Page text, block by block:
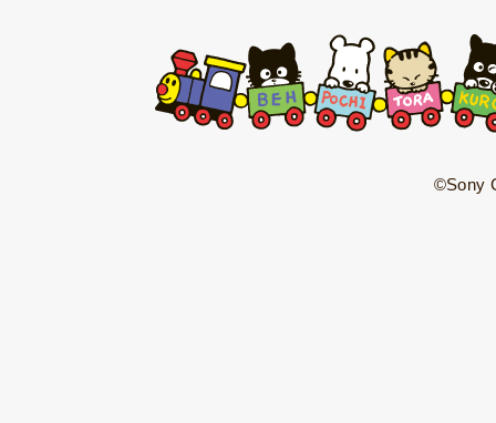
©Sony